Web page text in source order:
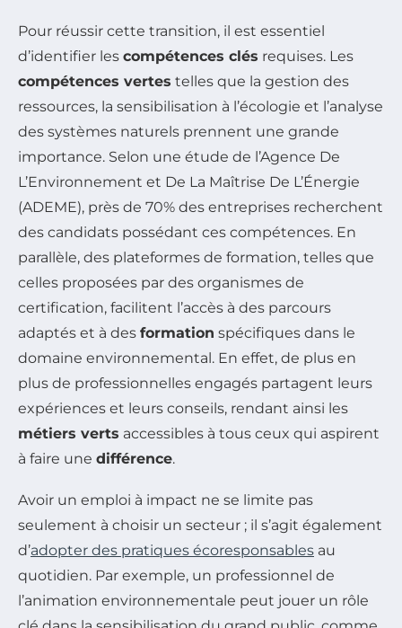
Pour réussir cette transition, il est essentiel
d’identifier les compétences clés requises. Les
compétences vertes telles que la gestion des
ressources, la sensibilisation à l’écologie et l’analyse
des systèmes naturels prennent une grande
importance. Selon une étude de l’Agence De
L’Environnement et De La Maîtrise De L’Énergie
(ADEME), près de 70% des entreprises recherchent
des candidats possédant ces compétences. En
parallèle, des plateformes de formation, telles que
celles proposées par des organismes de
certification, facilitent l’accès à des parcours
adaptés et à des formation spécifiques dans le
domaine environnemental. En effet, de plus en
plus de professionnelles engagés partagent leurs
expériences et leurs conseils, rendant ainsi les
métiers verts accessibles à tous ceux qui aspirent
à faire une différence.
Avoir un emploi à impact ne se limite pas
seulement à choisir un secteur ; il s’agit également
d’adopter des pratiques écoresponsables au
quotidien. Par exemple, un professionnel de
l’animation environnementale peut jouer un rôle